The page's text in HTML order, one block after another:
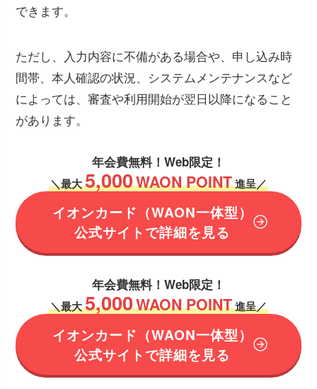
できます。
ただし、入力内容に不備がある場合や、申し込み時
間帯、本人確認の状況、システムメンテナンスなど
によっては、審査や利用開始が翌日以降になること
があります。
年会費無料！ Web限定！
＼最大5,000WAON POINT進呈／
イオンカード （WAON一体型）
公式サイトで詳細を見る
年会費無料！ Web限定！
＼最大5,000WAON POINT進呈／
イオンカード （WAON一体型）
公式サイトで詳細を見る